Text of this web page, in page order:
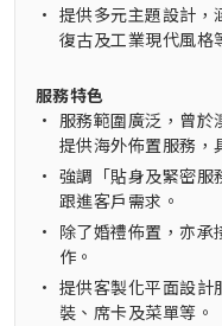
• 提供多元主題設計，
復古及工業現代風格
服務特色
• 服務範圍廣泛，曾於
提供海外佈置服務，
• 強調「貼身及緊密服
跟進客戶需求。
• 除了婚禮佈置，亦
作。
• 提供客製化平面設計
裝、席卡及菜單等。